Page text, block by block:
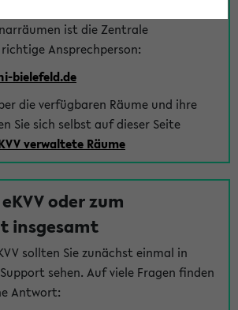
von Hörsälen und vom eKVV
ist die Zentrale
Ansprechperson:
bielefeld.de
die verfügbaren Räume und ihre
Sie sich selbst auf dieser Seite
verwaltete Räume
oder zum
insgesamt
sollten Sie zunächst einmal in
sehen. Auf viele Fragen finden
Antwort: